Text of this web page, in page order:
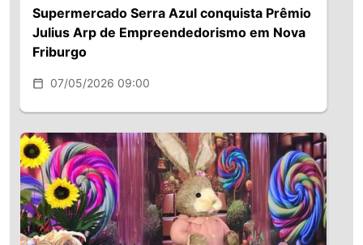
Supermercado Serra Azul conquista Prêmio
Julius Arp de Empreendedorismo em Nova
Friburgo
07/05/2026 09:00